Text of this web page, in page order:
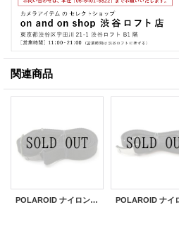
関連商品
POLAROID ナイロンストラップ[大]